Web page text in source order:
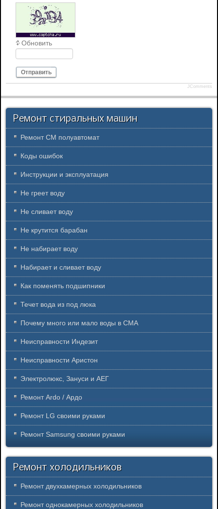
Обновить
Отправить
JComments
Ремонт стиральных машин
Ремонт СМ полуавтомат
Коды ошибок
Инструкции и эксплуатация
Не греет воду
Не сливает воду
Не крутится барабан
Не набирает воду
Набирает и сливает воду
Как поменять подшипники
Течет вода из под люка
Почему много или мало воды в СМА
Неисправности Индезит
Неисправности Аристон
Электролюкс, Зануси и АЕГ
Ремонт Ardo / Ардо
Ремонт LG своими руками
Ремонт Samsung своими руками
Ремонт холодильников
Ремонт двухкамерных холодильников
Ремонт однокамерных холодильников